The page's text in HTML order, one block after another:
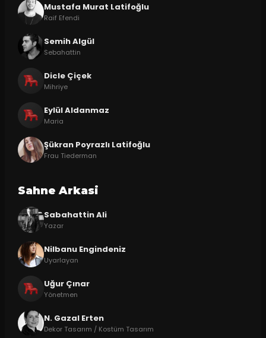
Mustafa Murat Latifoğlu
Raif Efendi
Semih Algül
Sebahattin
Dicle Çiçek
Mihriye
Eylül Aldanmaz
Maria
Şükran Poyrazlı Latifoğlu
Frau Tiederman
Sahne Arkasi
Sabahattin Ali
Yazar
Nilbanu Engindeniz
Uyarlayan
Uğur Çınar
Yönetmen
N. Gazal Erten
Dekor Tasarım / Kostüm Tasarım